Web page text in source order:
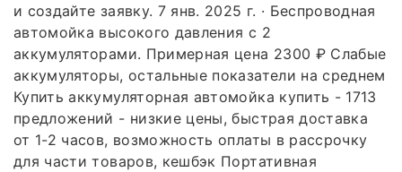
и создайте заявку. 7 янв. 2025 г. · Беспроводная
автомойка высокого давления с 2
аккумуляторами. Примерная цена 2300 ₽ Слабые
аккумуляторы, остальные показатели на среднем
Купить аккумуляторная автомойка купить - 1713
предложений - низкие цены, быстрая доставка
от 1-2 часов, возможность оплаты в рассрочку
для части товаров, кешбэк Портативная